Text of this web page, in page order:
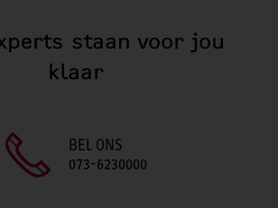
staan voor jou
klaar
BEL ONS
073-6230000